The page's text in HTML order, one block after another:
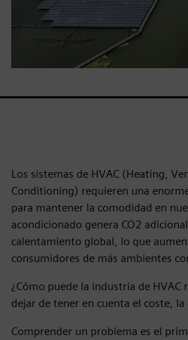
Los sistemas de HVAC (Heating,
Conditioning) requieren una
para mantener la comodidad en
acondicionado genera CO2
calentamiento global, lo que
consumidores de más ambientes
¿Cómo puede la industria de HVAC
dejar de tener en cuenta el coste,
Comprender un problema es el